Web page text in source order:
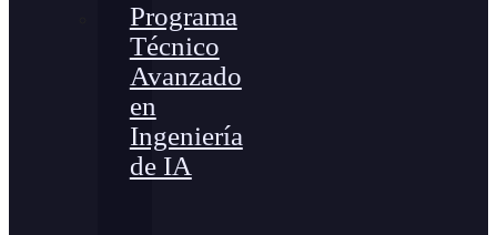
Programa
Técnico
Avanzado
en
Ingeniería
de IA